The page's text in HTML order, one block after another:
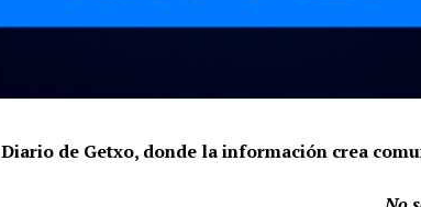
Diario de Getxo, donde la información crea